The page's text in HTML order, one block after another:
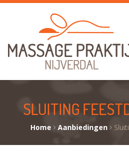
SLUITING
Home Aanbiedingen